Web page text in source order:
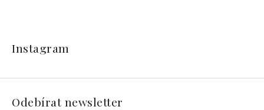
t
Instagram
Odebírat newsletter